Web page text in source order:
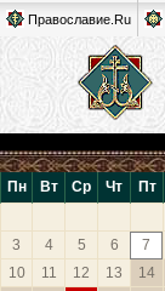
Православие.Ru
Пн Вт Ср Чт Пт
3
4 5 6 7
10
11 12 13 14